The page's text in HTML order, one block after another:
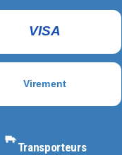
VISA
Virement
Transporteurs